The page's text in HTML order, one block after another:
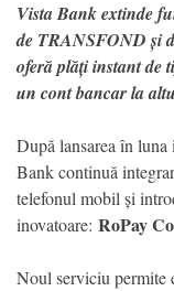
Vista Bank extinde
de TRANSFOND și
oferă plăți instant de
un cont bancar la
După lansarea în
Bank continuă
telefonul mobil și
inovatoare: RoPay
Noul serviciu permite